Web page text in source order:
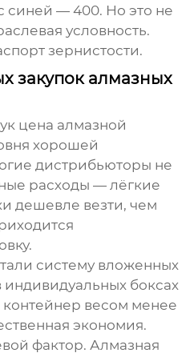
синей — 400. Но это не
условность.
зернистости.
закупок алмазных
цена алмазной
хорошей
дистрибьюторы не
расходы — лёгкие
дешевле везти, чем
систему вложенных
индивидуальных боксах
весом менее
экономия.
фактор. Алмазная